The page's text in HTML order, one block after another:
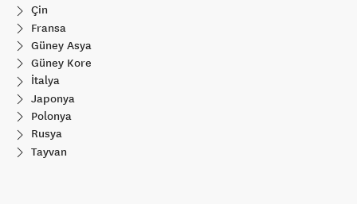
Çin
Fransa
Güney Asya
Güney Kore
İtalya
Japonya
Polonya
Rusya
Tayvan